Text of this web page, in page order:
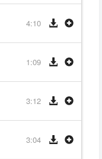
4:10
1:09
3:12
3:04